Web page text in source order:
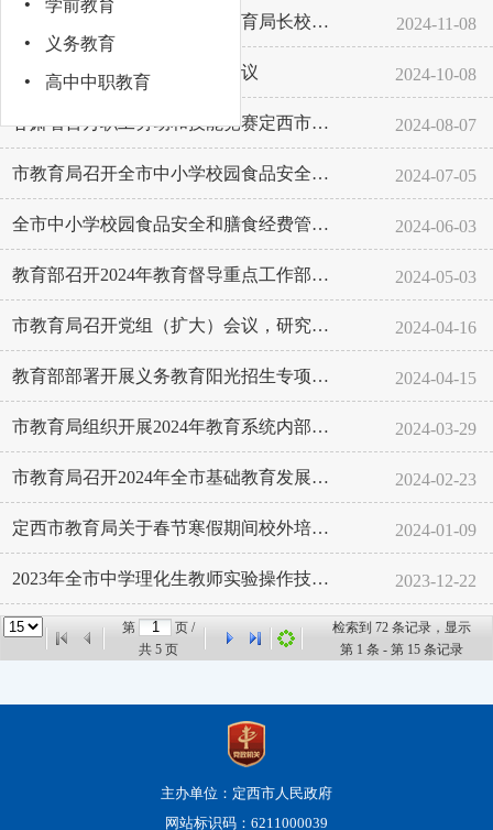
学前教育
· 义务教育
· 高中中职教育
定西市教育局召开选派县区教育局长校长赴重庆谢家湾学校驻校学习培训会议 2024-11-08
汪尚学主持召开市委常委会会议 2024-10-08
甘肃省百万职工劳动和技能竞赛定西市第五届中小学幼儿园教师“三字一话”... 2024-08-07
市教育局召开全市中小学校园食品安全和膳食经费管理专项整治工作推进会 2024-07-05
全市中小学校园食品安全和膳食经费管理突出问题专项整治工作部署会暨教育... 2024-06-03
教育部召开2024年教育督导重点工作部署会暨义务教育优质均衡发展督导... 2024-05-03
市教育局召开党组（扩大）会议，研究部署在市直教育系统开展党纪学习教育 2024-04-16
教育部部署开展义务教育阳光招生专项行动 2024-04-15
市教育局组织开展2024年教育系统内部审计工作 2024-03-29
市教育局召开2024年全市基础教育发展改革政策性文件解读会 2024-02-23
定西市教育局关于春节寒假期间校外培训的重要提醒 2024-01-09
2023年全市中学理化生教师实验操作技能竞赛活动成功举办 2023-12-22
第
页 /
共 5 页
检索到 72 条记录，显示
第 1 条 - 第 15 条记录
主办单位：定西市人民政府
网站标识码：6211000039